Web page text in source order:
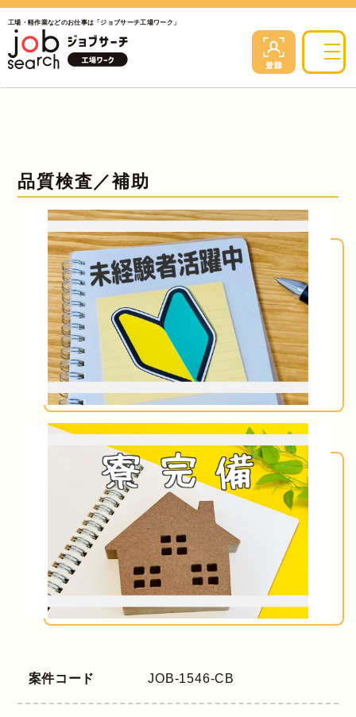
工場・軽作業などのお仕事は「ジョブサーチ工場ワーク」
品質検査／補助
案件コード JOB-1546-CB